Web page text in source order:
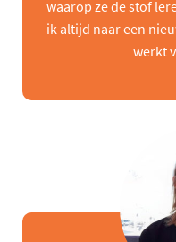
waarop ze de stof
ik altijd naar een
werkt